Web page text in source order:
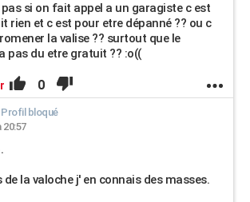
si on fait appel a un garagiste c est
rien et c est pour etre dépanné ?? ou c
la valise ?? surtout que le
pas du etre gratuit ?? :o((
0
Profil bloqué
20:57
de la valoche j' en connais des masses.